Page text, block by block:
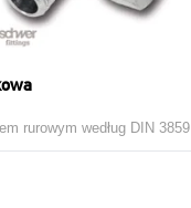
rurowym według DIN 3859